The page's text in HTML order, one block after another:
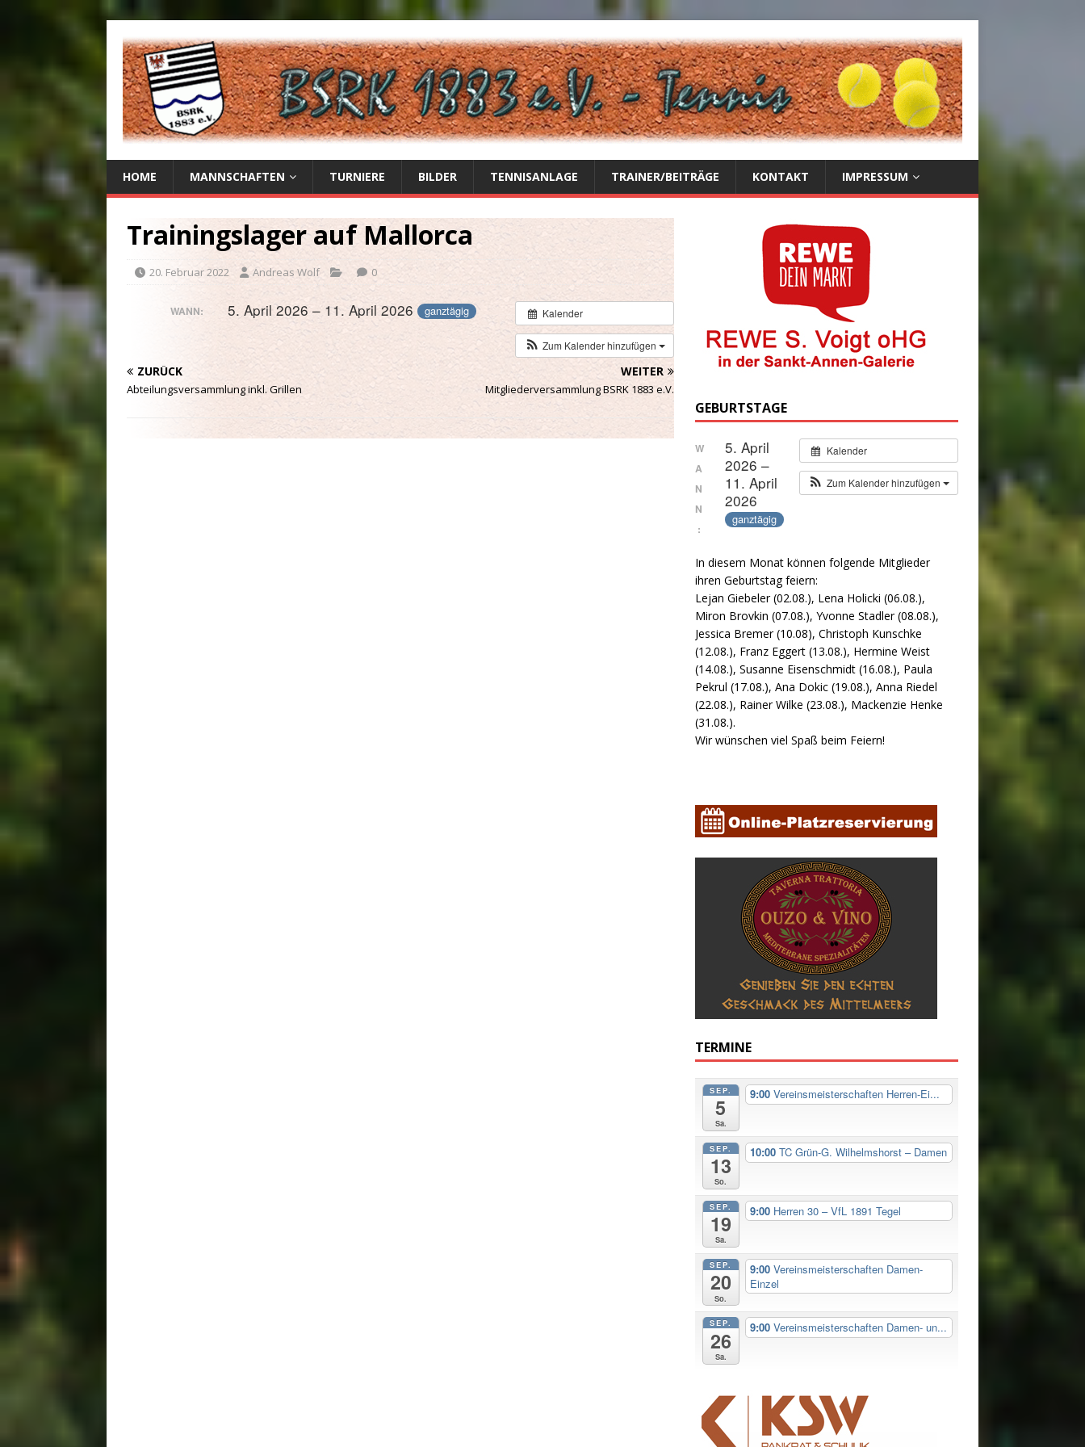
HOME MANNSCHAFTEN TURNIERE BILDER TENNISANLAGE TRAINER/BEITRÄGE KONTAKT IMPRESSUM
Trainingslager auf Mallorca
20. Februar 2022 Andreas Wolf 0
Kalender
Zum Kalender hinzufügen
WANN: 5. April 2026 – 11. April 2026 ganztägig
ZURÜCK
Abteilungsversammlung inkl. Grillen
WEITER
Mitgliederversammlung BSRK 1883 e.V.
GEBURTSTAGE
Kalender
Zum Kalender hinzufügen
W
A
N
N
:
5. April
2026 –
11. April
2026
ganztägig
In diesem Monat können folgende Mitglieder
ihren Geburtstag feiern:
Lejan Giebeler (02.08.), Lena Holicki (06.08.),
Miron Brovkin (07.08.), Yvonne Stadler (08.08.),
Jessica Bremer (10.08), Christoph Kunschke
(12.08.), Franz Eggert (13.08.), Hermine Weist
(14.08.), Susanne Eisenschmidt (16.08.), Paula
Pekrul (17.08.), Ana Dokic (19.08.), Anna Riedel
(22.08.), Rainer Wilke (23.08.), Mackenzie Henke
(31.08.).
Wir wünschen viel Spaß beim Feiern!
TERMINE
SEP.
5
Sa.
9:00Vereinsmeisterschaften Herren-Ei...
SEP.
13
So.
10:00TC Grün-G. Wilhelmshorst – Damen
SEP.
19
Sa.
9:00 Herren 30 – VfL 1891 Tegel
SEP.
20
So.
9:00Vereinsmeisterschaften Damen-
Einzel
SEP.
26
Sa.
9:00Vereinsmeisterschaften Damen- un...